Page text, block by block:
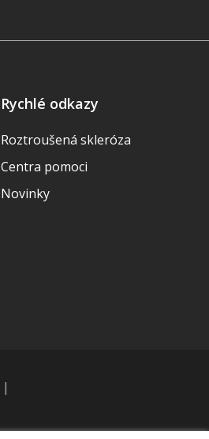
Rychlé odkazy
Roztroušená skleróza
Centra pomoci
Novinky
|